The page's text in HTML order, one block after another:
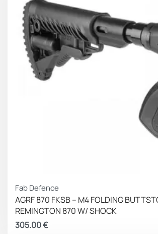
Fab Defence
AGRF 870 FKSB – M4 FOLDING
REMINGTON 870 W/ SHOCK
305.00€